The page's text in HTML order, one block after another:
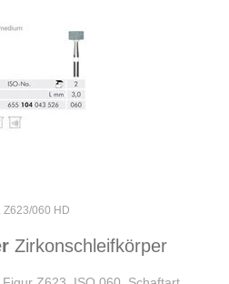
Z623/060 HD
Zirkonschleifkörper